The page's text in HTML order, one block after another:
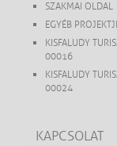
SZAKMAI OLDAL
EGYÉB
KISFALUDY
00016
KISFALUDY
00024
KAPCSOLAT